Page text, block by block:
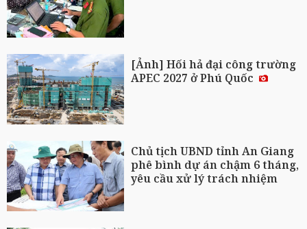
[Ảnh] Hối hả đại công trường
APEC 2027 ở Phú Quốc
Chủ tịch UBND tỉnh An Giang
phê bình dự án chậm 6 tháng,
yêu cầu xử lý trách nhiệm